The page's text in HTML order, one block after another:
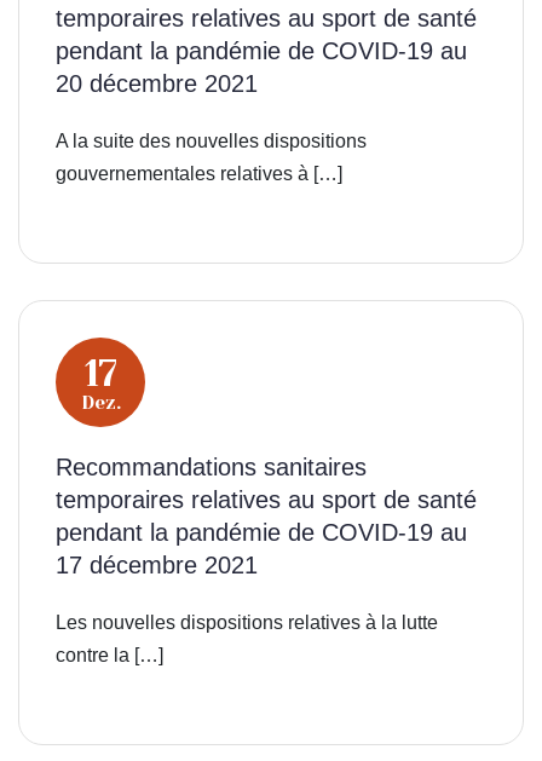
temporaires relatives au sport de santé
pendant la pandémie de COVID-19 au
20 décembre 2021
A la suite des nouvelles dispositions
gouvernementales relatives à […]
17
Dez.
Recommandations sanitaires
temporaires relatives au sport de santé
pendant la pandémie de COVID-19 au
17 décembre 2021
Les nouvelles dispositions relatives à la lutte
contre la […]